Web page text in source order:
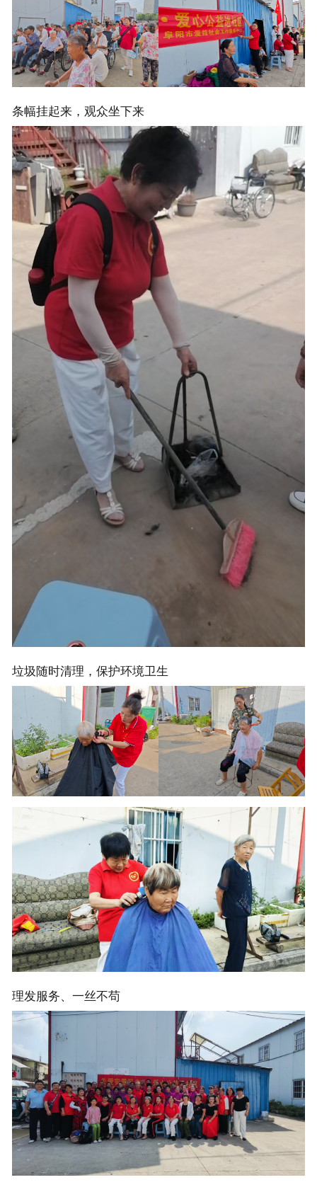
条幅挂起来，观众坐下来
垃圾随时清理，保护环境卫生
理发服务、一丝不苟